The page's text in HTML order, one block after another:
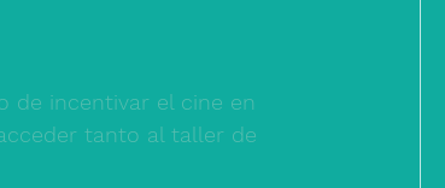
de incentivar el cine en
tanto al taller de